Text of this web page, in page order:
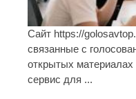
Сайт https://
связанные с
открытых материалах
сервис для ...